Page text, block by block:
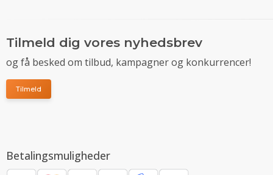
Tilmeld dig vores nyhedsbrev
og få besked om tilbud, kampagner og konkurrencer!
Tilmeld
Betalingsmuligheder